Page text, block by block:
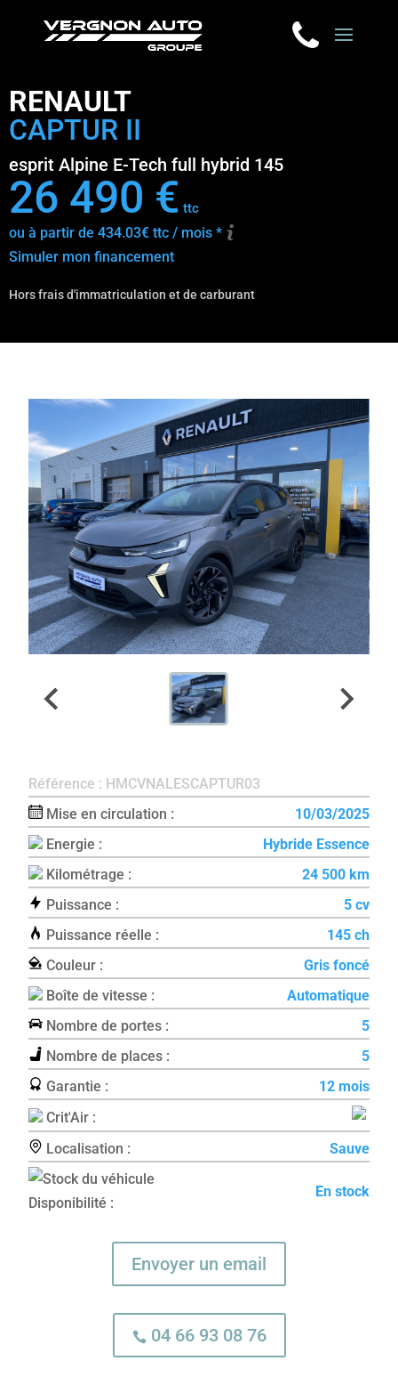
RENAULT
CAPTUR II
esprit Alpine E-Tech full hybrid 145
26 490 € ttc
ou à partir de 434.03€ ttc / mois *
Simuler mon financement
Hors frais d'immatriculation et de carburant
Référence : HMCVNALESCAPTUR03
Mise en circulation :
10/03/2025
Energie :
Hybride Essence
Kilométrage :
24 500 km
Puissance :
5 cv
Puissance réelle :
145 ch
Couleur :
Gris foncé
Boîte de vitesse :
Automatique
Nombre de portes :
5
Nombre de places :
5
Garantie :
12 mois
Crit'Air :
Localisation :
Sauve
Disponibilité :
En stock
Envoyer un email
04 66 93 08 76